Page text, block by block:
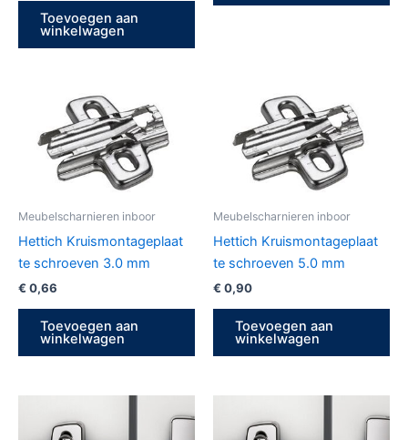
Toevoegen aan
winkelwagen
Meubelscharnieren inboor
Hettich Kruismontageplaat
te schroeven 3.0 mm
€ 0,66
Toevoegen aan
winkelwagen
Meubelscharnieren inboor
Hettich Kruismontageplaat
te schroeven 5.0 mm
€ 0,90
Toevoegen aan
winkelwagen